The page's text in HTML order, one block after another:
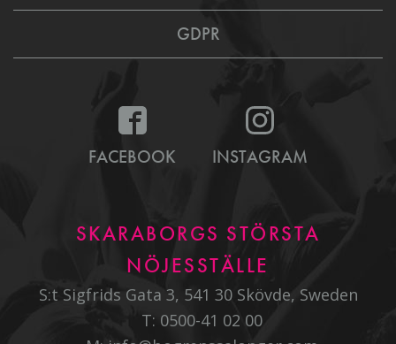
GDPR
FACEBOOK INSTAGRAM
SKARABORGS STÖRSTA
NÖJESSTÄLLE
S:t Sigfrids Gata 3, 541 30 Skövde, Sweden
T: 0500-41 02 00